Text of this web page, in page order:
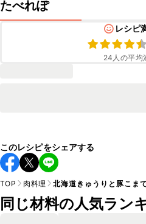
たべれぽ
レシピ
24 人の平均
このレシピをシェアする
TOP 肉料理 北海道きゅうりと豚こま
同じ材料の人気ラン